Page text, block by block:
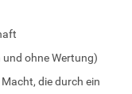
ohne Wertung)
die durch ein